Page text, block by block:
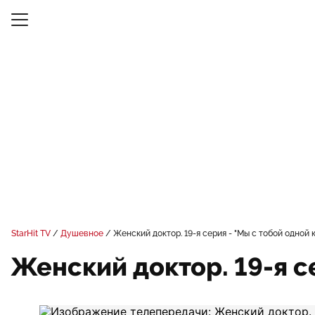
StarHit TV Душевное Женский доктор. 19-я серия - "Мы с тобой одной
Женский доктор. 19-я